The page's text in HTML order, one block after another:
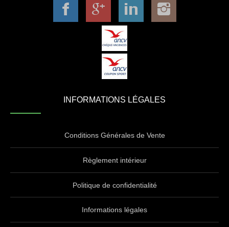
INFORMATIONS LÉGALES
Conditions Générales de Vente
Règlement intérieur
Politique de confidentialité
Informations légales